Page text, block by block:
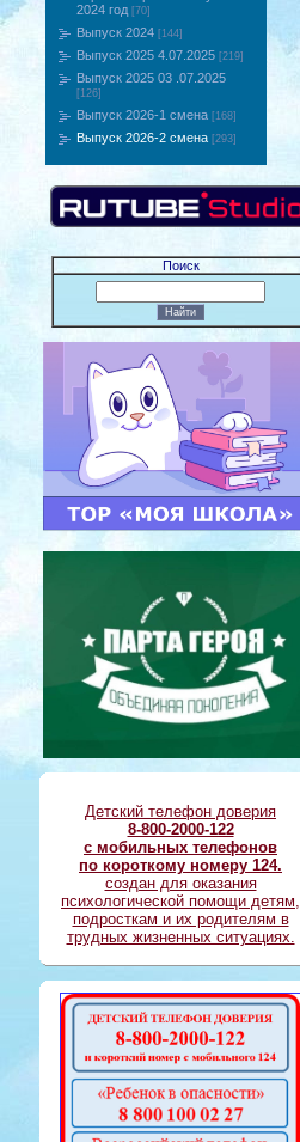
2024 год [70]
Выпуск 2024 [144]
Выпуск 2025 4.07.2025 [219]
Выпуск 2025 03 .07.2025
[126]
Выпуск 2026-1 смена [168]
Выпуск 2026-2 смена [293]
Поиск
Детский телефон доверия
8-800-2000-122
с мобильных телефонов
по короткому номеру 124.
создан для оказания
психологической помощи детям,
подросткам и их родителям в
трудных жизненных ситуациях.